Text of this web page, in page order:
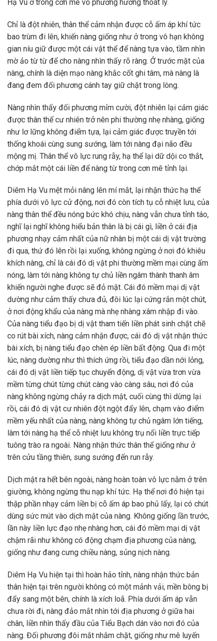
Hạ Vu ở trong cơn mê vô phương hướng thoát ly.
Chỉ là đột nhiên, thân thể cảm nhận được cỗ ấm áp khí tức
bao trùm đi lên, khiến nàng giống như ở trong vô hạn không
gian níu giữ được một cái vật thể để nàng tựa vào, tầm nhìn
mờ ảo từ từ để cho nàng nhìn thấy rõ ràng. Ở trước mặt của
nàng, chính là diện mạo nàng khắc cốt ghi tâm, mà nàng là
đang đem đối phương cánh tay giữ chặt trong lòng.
Nàng nhìn thấy đối phương mỉm cười, đột nhiên lại cảm giác
được thân thể cư nhiên trở nên phi thường nhẹ nhàng, giống
như lơ lững không điểm tựa, lại cảm giác được truyền tới
thống khoái cùng sung sướng, làm tới nàng đại não đều
mộng mị. Thân thể vô lực rung rẫy, hạ thể lại dữ dội co thắt,
chớp mắt một cái liền để nàng từ trong cơn mê tỉnh lại.
Diêm Hạ Vu mệt mỏi nâng lên mí mắt, lại nhận thức hạ thể
phía dưới vô lực cử động, nơi đó còn tích tụ cỗ nhiệt lưu, của
nàng thân thể đều nóng bức khó chịu, nàng vẫn chưa tỉnh táo,
nghĩ lại nghĩ không hiểu bản thân là bị cái gì, liền ở cái địa
phương nhạy cảm nhất của nữ nhân bị một cái dị vật trường
đi qua, thứ đó lên rồi lại xuống, không ngừng ở nơi đó khiêu
khích nàng, chỉ là cái đó dị vật phi thường mềm mại cùng ấm
nóng, làm tới nàng không tự chủ liền ngâm thành thanh âm
khiến người nghe được sẽ đỏ mặt. Cái đó mềm mại dị vật
dường như cảm thấy chưa đủ, đôi lúc lại cứng rắn một chút,
ở nơi động khẩu của nàng mà nhẹ nhàng xâm nhập đi vào.
Của nàng tiểu đạo bị dị vật tham tiến liền phát sinh chặt chẽ
co rút bài xích, nàng cảm nhận được, cái đó dị vật nhận thức
bài xích, bị nàng tiểu đạo chèn ép liền bất động. Qua đi một
lúc, nàng dường như thì thích ứng rồi, tiểu đạo dần nới lỏng,
cái đó dị vật liền tiếp tục chuyển động, dị vật vừa trơn vừa
mềm từng chút từng chút càng vào càng sâu, nơi đó của
nàng không ngừng chảy ra dịch mật, cuối cùng thì dừng lại
rồi, cái đó dị vật cư nhiên đột ngột đẩy lên, chạm vào điểm
mềm yếu nhất của nàng, nàng không tự chủ ngâm lớn tiếng,
làm tới nàng hạ thể cỗ nhiệt lưu không trụ nổi liền trực tiếp
tuông trào ra ngoài. Nàng nhận thức thân thể giống như ở
trên cửu tầng thiên, sung sướng đến run rẫy.
Dịch mật ra hết bên ngoài, nàng hoàn toàn vô lực nằm ở trên
giường, không ngừng thu nạp khí tức. Hạ thể nơi đó hiện tại
thập phần nhạy cảm liền bị cỗ ấm áp bao phủ lấy, lại có chút
dùng sức mút vào dịch mật của nàng. Không giống lần trước,
lần này liền lực đạo nhẹ nhàng hơn, cái đó mềm mại dị vật
chậm rãi như không có động chạm địa phương của nàng,
giống như đang cưng chiều nàng, sủng nịch nàng.
Diêm Hạ Vu hiện tại thì hoàn hảo tỉnh, nàng nhận thức bản
thân hiện tại trên người không có một mảnh vải, mền bông bị
đẩy sang một bên, chính là xích loã. Phía dưới ấm áp vẫn
chưa rời đi, nàng đảo mắt nhìn tới địa phương ở giữa hai
chân, liền nhìn thấy đầu của Tiểu Bạch dán vào nơi đó của
nàng. Đối phương đôi mắt nhắm chặt, giống như mê luyến